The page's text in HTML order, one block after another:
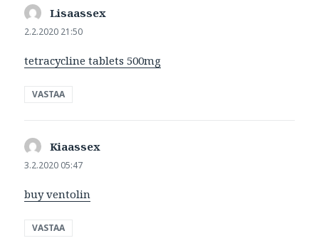
Lisaassex
2.2.2020 21:50
tetracycline tablets 500mg
VASTAA
Kiaassex
3.2.2020 05:47
buy ventolin
VASTAA